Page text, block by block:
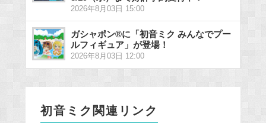
2026年8月03日 15:00
ガシャポン®に「初音ミク みんなでプー
ルフィギュア」が登場！
2026年8月03日 12:00
初音ミク関連リンク